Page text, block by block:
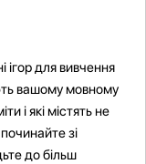
ігор для вивчення
вашому мовному
і які містять не
зі
до більш